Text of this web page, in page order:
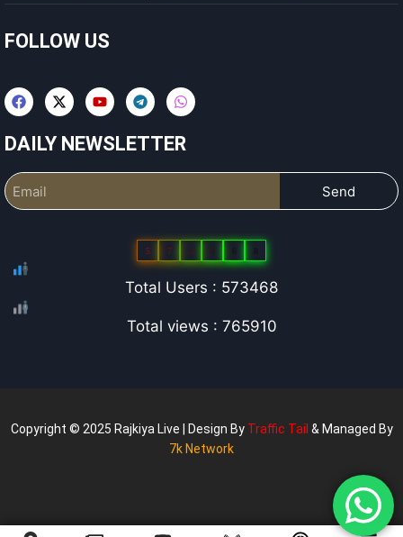
FOLLOW US
DAILY NEWSLETTER
Send
5 7 3 4
Total Users : 573468
Total views : 765910
Copyright © 2025 Rajkiya Live | Design By Traffic Tail & Managed By
7k Network